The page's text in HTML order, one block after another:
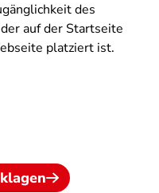
des
auf der Startseite
platziert ist.